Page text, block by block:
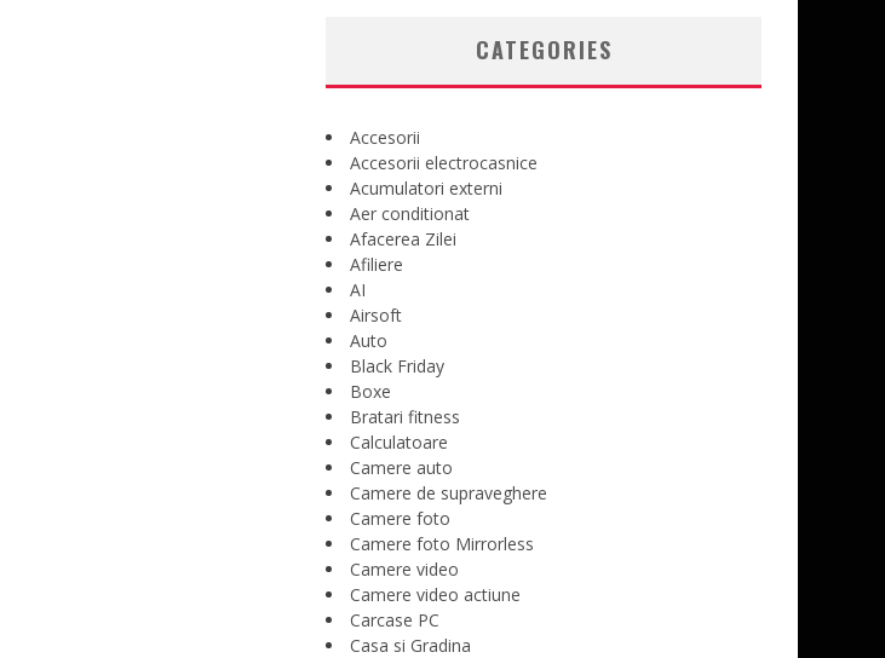
CATEGORIES
Accesorii
Accesorii electrocasnice
Acumulatori externi
Aer conditionat
Afacerea Zilei
Afiliere
AI
Airsoft
Auto
Black Friday
Boxe
Bratari fitness
Calculatoare
Camere auto
Camere de supraveghere
Camere foto
Camere foto Mirrorless
Camere video
Camere video actiune
Carcase PC
Casa si Gradina